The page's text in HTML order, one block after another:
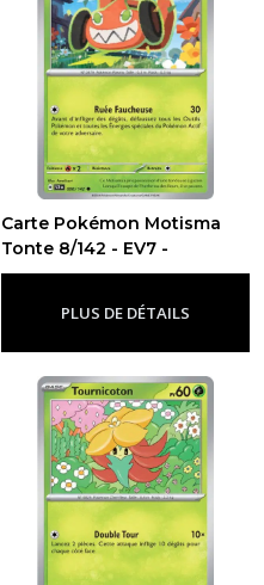
Carte Pokémon Motisma
Tonte 8/142 - EV7 -
Couronne Stellaire-Ev7 -
PLUS DE DÉTAILS